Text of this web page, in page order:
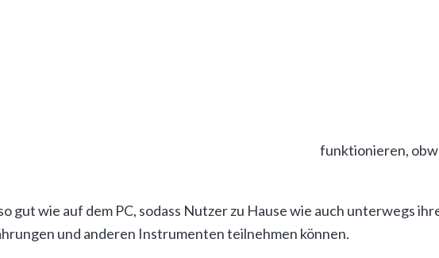
die über eine mobile Anwendung, also App funktionieren,
wie auf dem PC, sodass Nutzer zu Hause wie auch unterwegs
und anderen Instrumenten teilnehmen können.